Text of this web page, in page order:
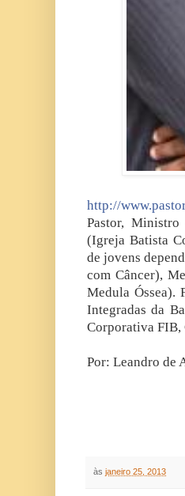
http://
Pastor,
(Igreja Batista
de jovens
com Câncer),
Medula Óssea).
Integradas da
Corporativa FIB,
Por: Leandro de
às janeiro 25, 2013